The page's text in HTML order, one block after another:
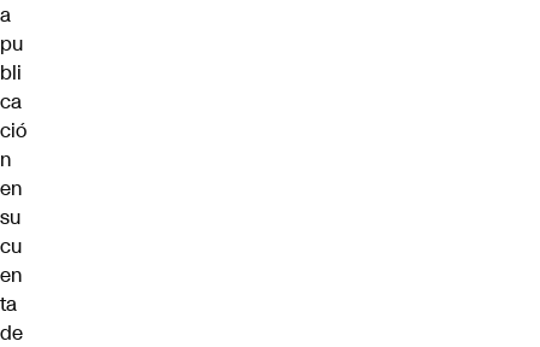
a
pu
bli
ca
ció
n
en
su
cu
en
ta
de